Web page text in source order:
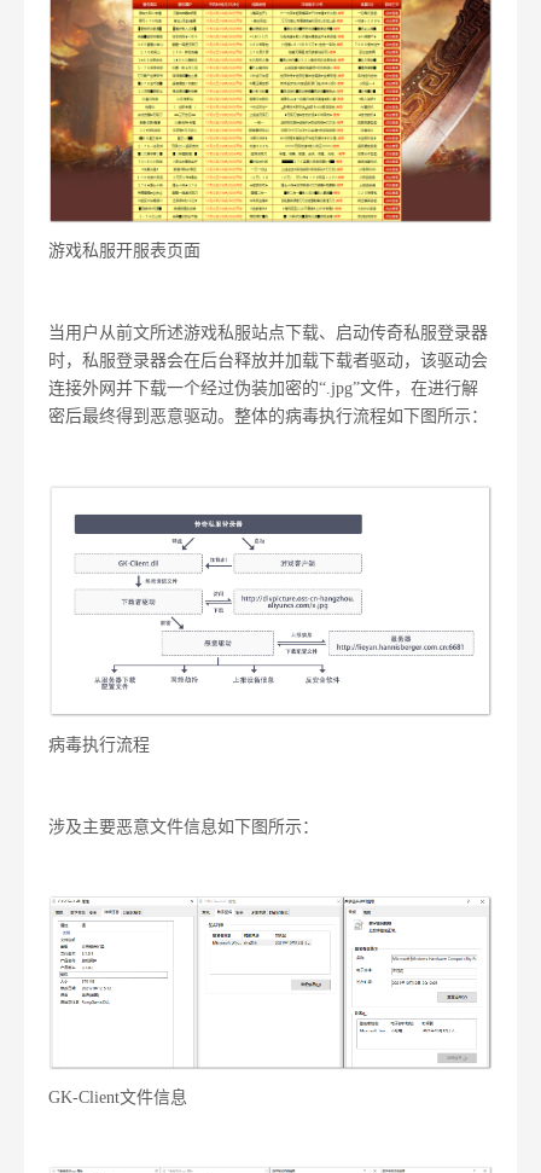
游戏私服开服表页面
当用户从前文所述游戏私服站点下载、启动传奇私服登录器
时，私服登录器会在后台释放并加载下载者驱动，该驱动会
连接外网并下载一个经过伪装加密的“.jpg”文件，在进行解
密后最终得到恶意驱动。整体的病毒执行流程如下图所示：
病毒执行流程
涉及主要恶意文件信息如下图所示：
GK-Client文件信息